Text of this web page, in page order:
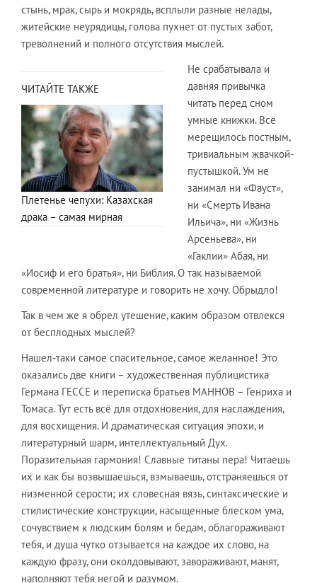
стынь, мрак, сырь и мокрядь, всплыли разные нелады,
житейские неурядицы, голова пухнет от пустых забот,
треволнений и полного отсутствия мыслей.
ЧИТАЙТЕ ТАКЖЕ
Плетенье чепухи: Казахская
драка – самая мирная
Не срабатывала и
давняя привычка
читать перед сном
умные книжки. Всё
мерещилось постным,
тривиальным жвачкой-
пустышкой. Ум не
занимал ни «Фауст»,
ни «Смерть Ивана
Ильича», ни «Жизнь
Арсеньева», ни
«Гаклии» Абая, ни
«Иосиф и его братья», ни Библия. О так называемой
современной литературе и говорить не хочу. Обрыдло!
Так в чем же я обрел утешение, каким образом отвлекся
от бесплодных мыслей?
Нашел-таки самое спасительное, самое желанное! Это
оказались две книги – художественная публицистика
Германа ГЕССЕ и переписка братьев МАННОВ – Генриха и
Томаса. Тут есть всё для отдохновения, для наслаждения,
для восхищения. И драматическая ситуация эпохи, и
литературный шарм, интеллектуальный Дух.
Поразительная гармония! Славные титаны пера! Читаешь
их и как бы возвышаешься, взмываешь, отстраняешься от
низменной серости; их словесная вязь, синтаксические и
стилистические конструкции, насыщенные блеском ума,
сочувствием к людским болям и бедам, облагораживают
тебя, и душа чутко отзывается на каждое их слово, на
каждую фразу, они околдовывают, завораживают, манят,
наполняют тебя негой и разумом.